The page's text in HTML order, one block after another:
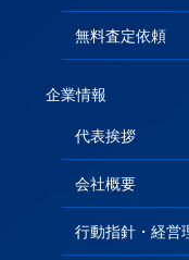
無料査定依頼
企業情報
代表挨拶
会社概要
行動指針・経営